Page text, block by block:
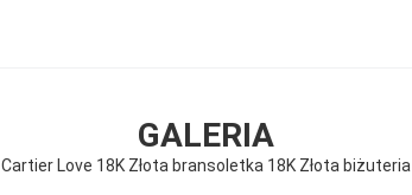
GALERIA
Cartier Love 18K Złota bransoletka 18K Złota biżuteria